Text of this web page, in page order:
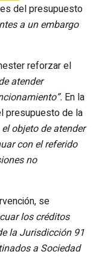
del presupuesto
a un embargo
reforzar el
atender
En la
presupuesto de la
el objeto de atender
con el referido
no
se
los créditos
la Jurisdicción 91
a Sociedad